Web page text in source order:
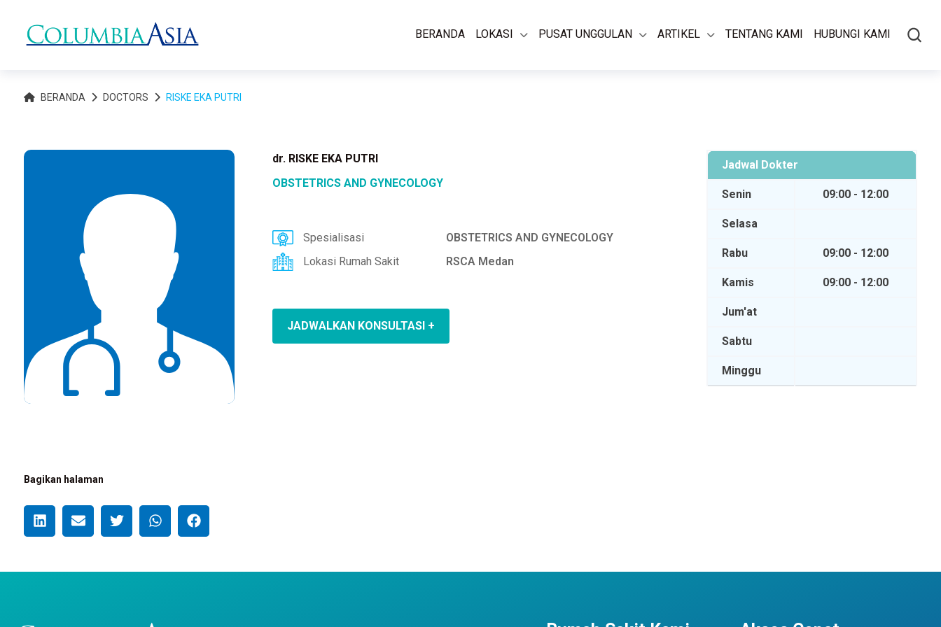
BERANDA LOKASI PUSAT UNGGULAN ARTIKEL TENTANG KAMI HUBUNGI KAMI
BERANDA DOCTORS RISKE EKA PUTRI
dr. RISKE EKA PUTRI
OBSTETRICS AND GYNECOLOGY
Spesialisasi
OBSTETRICS AND GYNECOLOGY
Lokasi Rumah Sakit
RSCA Medan
JADWALKAN KONSULTASI +
Jadwal Dokter
Senin 09:00 - 12:00
Selasa
Rabu 09:00 - 12:00
Kamis 09:00 - 12:00
Jum'at
Sabtu
Minggu
Bagikan halaman